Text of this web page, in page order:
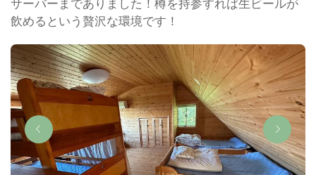
サーバーまでありました！樽を持参すれば生ビールが
飲めるという贅沢な環境です！